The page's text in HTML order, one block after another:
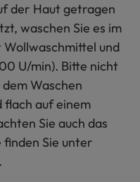
der Haut getragen
waschen Sie es im
Wollwaschmittel und
U/min). Bitte nicht
Waschen
flach auf einem
Sie auch das
Sie unter
.